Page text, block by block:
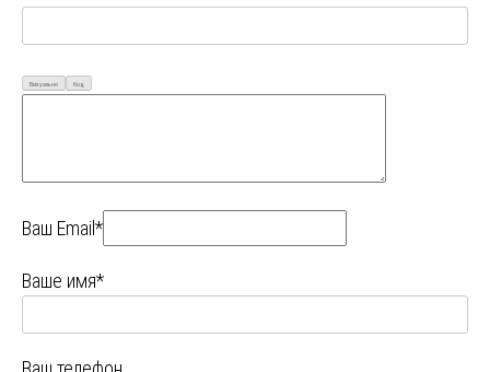
Визуально Код
Ваш Email*
Ваше имя*